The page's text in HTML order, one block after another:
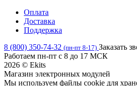
Оплата
Доставка
Поддержка
8 (800) 350-74-32 (пн-пт 8-17) Заказать
Работаем пн-пт с 8 до 17 МСК
2026 © Ekits
Магазин электронных модулей
Мы используем файлы cookie для